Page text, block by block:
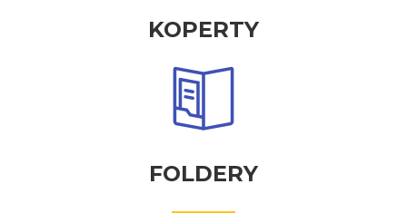
KOPERTY
FOLDERY